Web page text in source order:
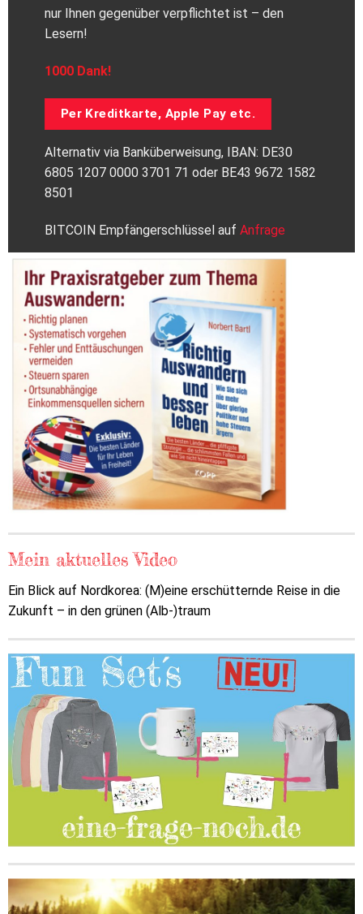
nur Ihnen gegenüber verpflichtet ist – den
Lesern!
1000 Dank!
Per Kreditkarte, Apple Pay etc.
Alternativ via Banküberweisung, IBAN: DE30
6805 1207 0000 3701 71 oder BE43 9672 1582
8501
BITCOIN Empfängerschlüssel auf Anfrage
Mein aktuelles Video
Ein Blick auf Nordkorea: (M)eine erschütternde Reise in die
Zukunft – in den grünen (Alb-)traum